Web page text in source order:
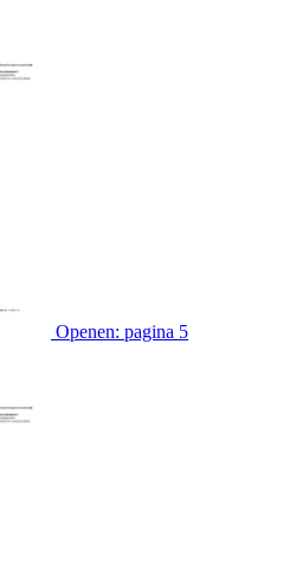
Openen: pagina 5